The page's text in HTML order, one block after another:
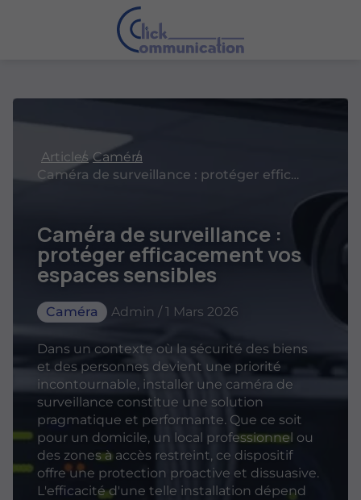
Articles Caméra
Caméra de surveillance : protéger efficacement vos espaces sensibles
Caméra de surveillance :
protéger efficacement vos
espaces sensibles
Caméra Admin / 1 Mars 2026
Dans un contexte où la sécurité des biens
et des personnes devient une priorité
incontournable, installer une caméra de
surveillance constitue une solution
pragmatique et performante. Que ce soit
pour un domicile, un local professionnel ou
des zones à accès restreint, ce dispositif
offre une protection proactive et dissuasive.
L'efficacité d'une telle installation dépend